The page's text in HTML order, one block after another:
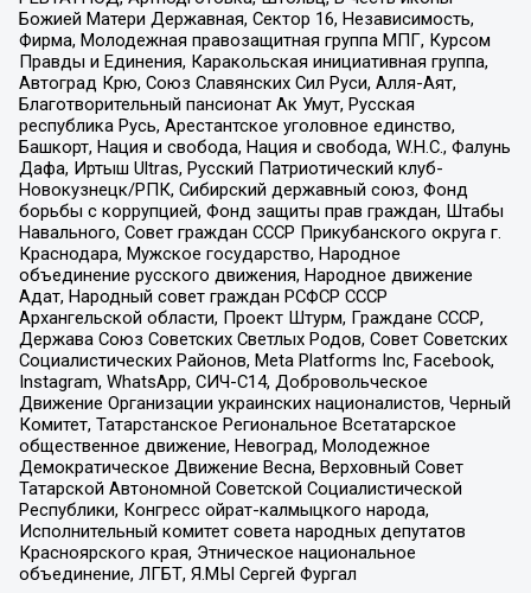
Божией Матери Державная, Сектор 16, Независимость,
Фирма, Молодежная правозащитная группа МПГ, Курсом
Правды и Единения, Каракольская инициативная группа,
Автоград Крю, Союз Славянских Сил Руси, Алля-Аят,
Благотворительный пансионат Ак Умут, Русская
республика Русь, Арестантское уголовное единство,
Башкорт, Нация и свобода, Нация и свобода, W.H.С., Фалунь
Дафа, Иртыш Ultras, Русский Патриотический клуб-
Новокузнецк/РПК, Сибирский державный союз, Фонд
борьбы с коррупцией, Фонд защиты прав граждан, Штабы
Навального, Совет граждан СССР Прикубанского округа г.
Краснодара, Мужское государство, Народное
объединение русского движения, Народное движение
Адат, Народный совет граждан РСФСР СССР
Архангельской области, Проект Штурм, Граждане СССР,
Держава Союз Советских Светлых Родов, Совет Советских
Социалистических Районов, Meta Platforms Inc, Facebook,
Instagram, WhatsApp, СИЧ-С14, Добровольческое
Движение Организации украинских националистов, Черный
Комитет, Татарстанское Региональное Всетатарское
общественное движение, Невоград, Молодежное
Демократическое Движение Весна, Верховный Совет
Татарской Автономной Советской Социалистической
Республики, Конгресс ойрат-калмыцкого народа,
Исполнительный комитет совета народных депутатов
Красноярского края, Этническое национальное
объединение, ЛГБТ, Я.МЫ Сергей Фургал